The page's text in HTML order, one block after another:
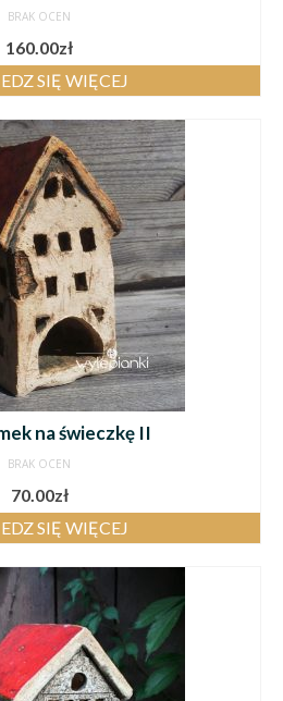
BRAK OCEN
160.00zł
SIĘ WIĘCEJ
na świeczkę II
BRAK OCEN
70.00zł
SIĘ WIĘCEJ